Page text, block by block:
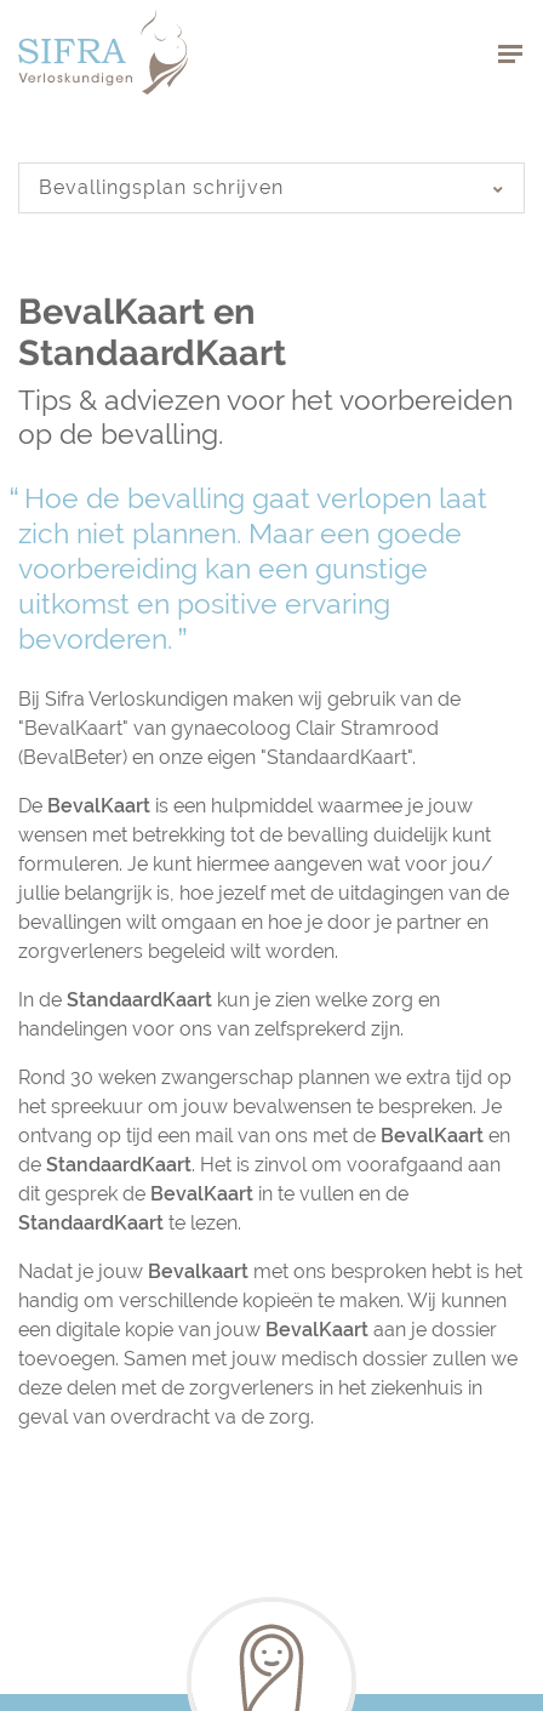
Navigation
Bevallingsplan schrijven
BevalKaart en
StandaardKaart
Tips & adviezen voor het voorbereiden
op de bevalling.
Hoe de bevalling gaat verlopen laat
zich niet plannen. Maar een goede
voorbereiding kan een gunstige
uitkomst en positive ervaring
bevorderen.
Bij Sifra Verloskundigen maken wij gebruik van de
"BevalKaart" van gynaecoloog Clair Stramrood
(BevalBeter) en onze eigen "StandaardKaart".
De BevalKaart is een hulpmiddel waarmee je jouw
wensen met betrekking tot de bevalling duidelijk kunt
formuleren. Je kunt hiermee aangeven wat voor jou/
jullie belangrijk is, hoe jezelf met de uitdagingen van de
bevallingen wilt omgaan en hoe je door je partner en
zorgverleners begeleid wilt worden.
In de StandaardKaart kun je zien welke zorg en
handelingen voor ons van zelfsprekerd zijn.
Rond 30 weken zwangerschap plannen we extra tijd op
het spreekuur om jouw bevalwensen te bespreken. Je
ontvang op tijd een mail van ons met de BevalKaart en
de StandaardKaart. Het is zinvol om voorafgaand aan
dit gesprek de BevalKaart in te vullen en de
StandaardKaart te lezen.
Nadat je jouw Bevalkaart met ons besproken hebt is het
handig om verschillende kopieën te maken. Wij kunnen
een digitale kopie van jouw BevalKaart aan je dossier
toevoegen. Samen met jouw medisch dossier zullen we
deze delen met de zorgverleners in het ziekenhuis in
geval van overdracht va de zorg.